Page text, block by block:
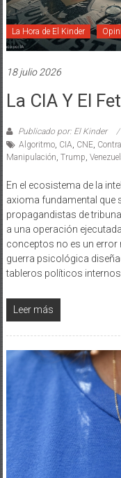
La Hora de El Kinder
18 julio 2026
La CIA Y El
Publicado por: El Kinder
Algoritmo, CIA CNE,
Manipulación Trump
En el ecosistema de la
axioma fundamental que
propagandistas de
a una operación
conceptos no es un
guerra psicológica
tableros políticos internos.
Leer más